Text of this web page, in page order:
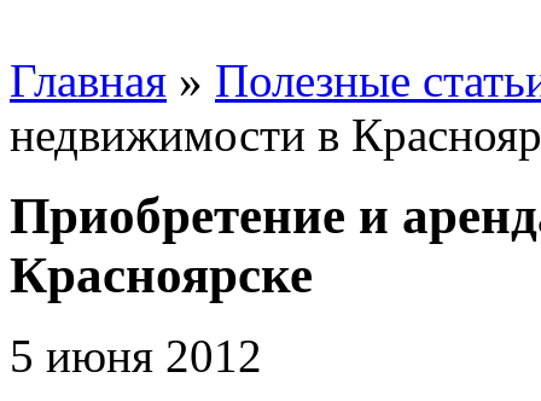
Главная » Полезные
недвижимости в
Приобретение и
Красноярске
5 июня 2012